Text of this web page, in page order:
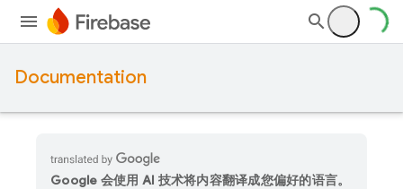
Documentation
Google 会使用 AI 技术将内容翻译成您偏好的语言。